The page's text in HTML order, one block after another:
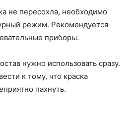
не пересохла, необходимо
режим. Рекомендуется
приборы.
нужно использовать сразу.
к тому, что краска
пахнуть.